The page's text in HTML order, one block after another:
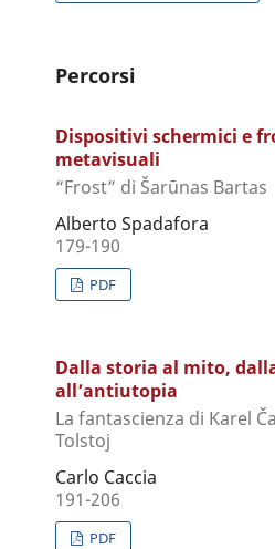
Percorsi
Dispositivi schermici e
metavisuali
“Frost” di Šarūnas Bartas
Alberto Spadafora
179-190
PDF
Dalla storia al mito,
all’antiutopia
La fantascienza di Karel
Tolstoj
Carlo Caccia
191-206
PDF